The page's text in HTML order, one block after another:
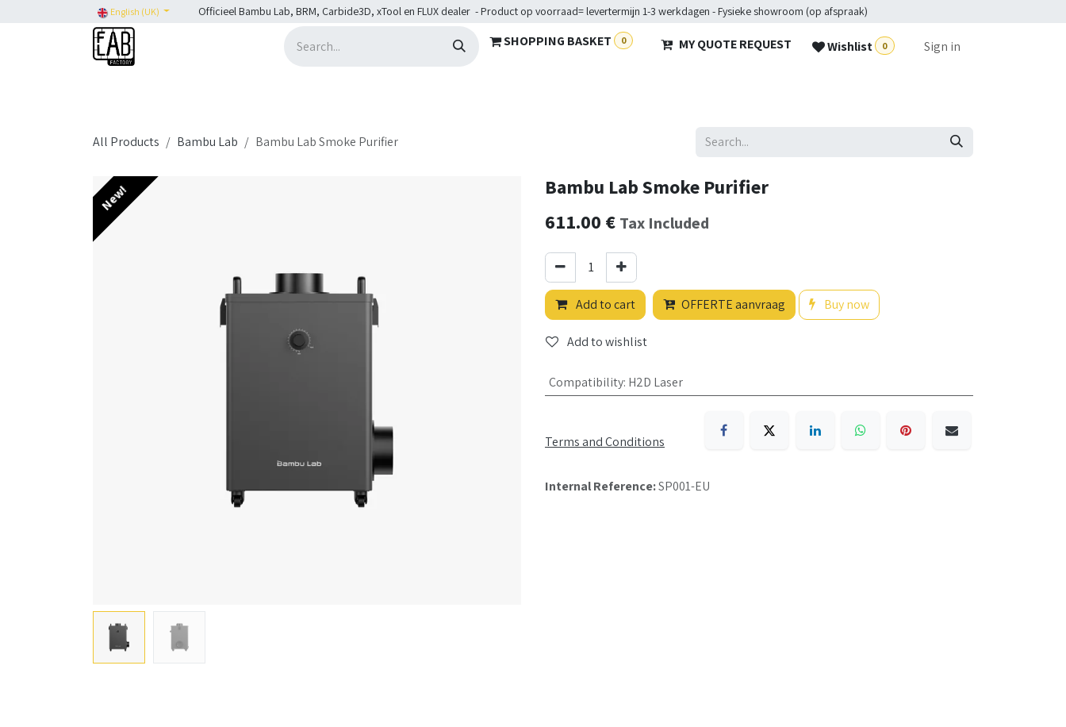
English (UK) Officieel Bambu Lab, BRM, Carbide3D, xTool en FLUX dealer - Product op voorraad= levertermijn 1-3 werkdagen - Fysieke showroom (op afspraak)
SHOPPING BASKET 0 MY QUOTE REQUEST Wishlist 0 Sign in
All Products Bambu Lab Bambu Lab Smoke Purifier
New!
Bambu Lab Smoke Purifier
611.00 € Tax Included
Add to cart OFFERTE aanvraag Buy now
Add to wishlist
Compatibility: H2D Laser
Terms and Conditions
Internal Reference:SP001-EU